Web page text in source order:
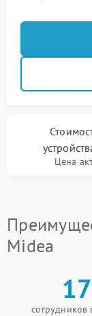
Цена
Midea
17
сотрудников